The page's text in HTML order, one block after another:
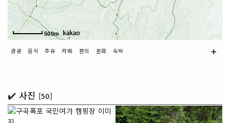
500m
관광 음식 주유 카페 편의 문화 숙박 ➕
✔️ 사진 [50]